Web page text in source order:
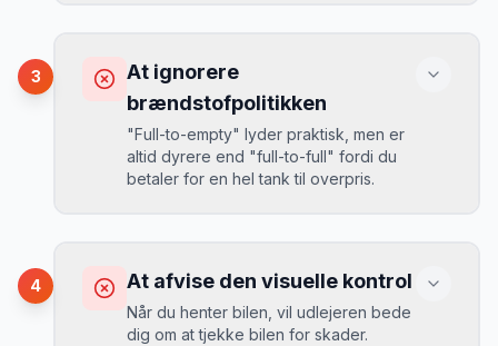
MJ
Mikkels erfaring
“I august 2024 så jeg priserne i
Beograd stige fra 189 kr/dag til 349
kr/dag på bare 2 uger. Book tidligt!
Ved selv en mindre skade kan du blive
opkrævet tusindvis af kroner.
Løsning
Book altid med fuld kaskoforsikring uden
MJ
Mikkels erfaring September 2023
“ En lille bule i døren kostede mig 8.000
3
At ignorere
brændstofpolitikken
"Full-to-empty" lyder praktisk, men er
altid dyrere end "full-to-full" fordi du
betaler for en hel tank til overpris.
Du betaler 20-30% mere for brændstof,
da udlejeren tager høje benzinpriser.
4 At afvise den visuelle kontrol
Når du henter bilen, vil udlejeren bede
dig om at tjekke bilen for skader.